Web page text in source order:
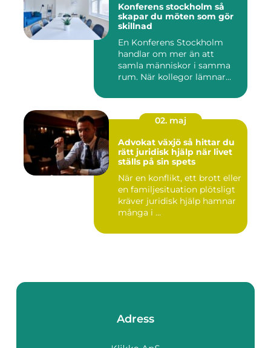
Konferens stockholm så
skapar du möten som gör
skillnad
En Konferens Stockholm
handlar om mer än att
samla människor i samma
rum. När kollegor lämnar
02. maj
Advokat växjö så hittar du
rätt juridisk hjälp när livet
ställs på sin spets
När en konflikt, ett brott eller
en familjesituation plötsligt
kräver juridisk hjälp hamnar
många i ...
Adress